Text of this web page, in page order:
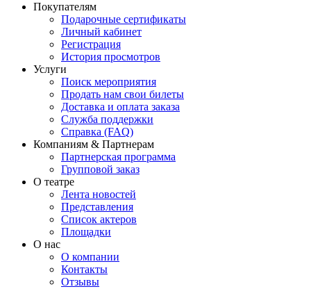
Покупателям
Подарочные сертификаты
Личный кабинет
Регистрация
История просмотров
Услуги
Поиск мероприятия
Продать нам свои билеты
Доставка и оплата заказа
Служба поддержки
Справка (FAQ)
Компаниям & Партнерам
Партнерская программа
Групповой заказ
О театре
Лента новостей
Представления
Список актеров
Площадки
О нас
О компании
Контакты
Отзывы